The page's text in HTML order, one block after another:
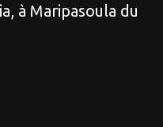
à Maripasoula du